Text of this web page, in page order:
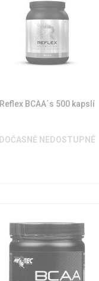
Reflex BCAA´s 500 kapslí
DOČASNĚ NEDOSTUPNÉ